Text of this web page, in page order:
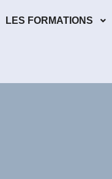
LES FORMATIONS